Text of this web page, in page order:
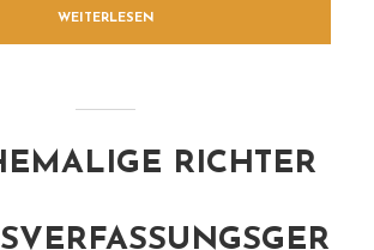
WEITERLESEN
RICHTER